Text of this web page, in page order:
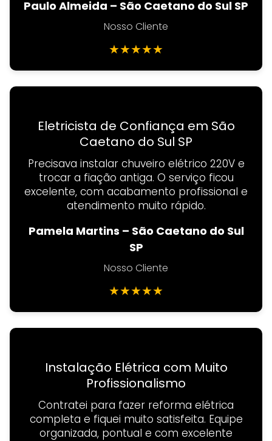
Paulo Almeida – São Caetano do Sul SP
Nosso Cliente
★★★★★
Eletricista de Confiança em São
Caetano do Sul SP
Precisava instalar chuveiro elétrico 220V e
trocar a fiação antiga. O serviço ficou
excelente, com acabamento profissional e
atendimento muito rápido.
Pamela Martins – São Caetano do Sul
SP
Nosso Cliente
★★★★★
Instalação Elétrica com Muito
Profissionalismo
Contratei para fazer reforma elétrica
completa e fiquei muito satisfeita. Equipe
organizada, pontual e com excelente